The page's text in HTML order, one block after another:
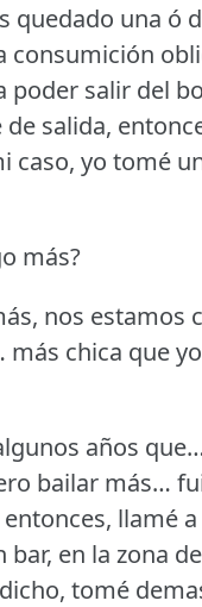
quedado una ó
consumición
salir del
salida,
caso, yo tomé
más?
nos
más chica que
años
bailar más…
llamé
en la zona
tomé